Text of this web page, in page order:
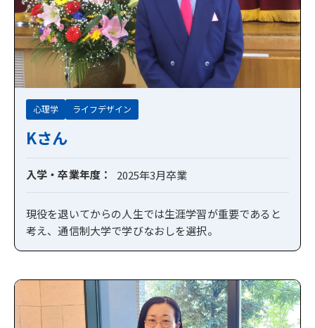
心理学 ライフデザイン
Kさん
入学・卒業年度 2025年3月卒業
現役を退いてからの人生では生涯学習が重要であると
考え、通信制大学で学びなおしを選択。